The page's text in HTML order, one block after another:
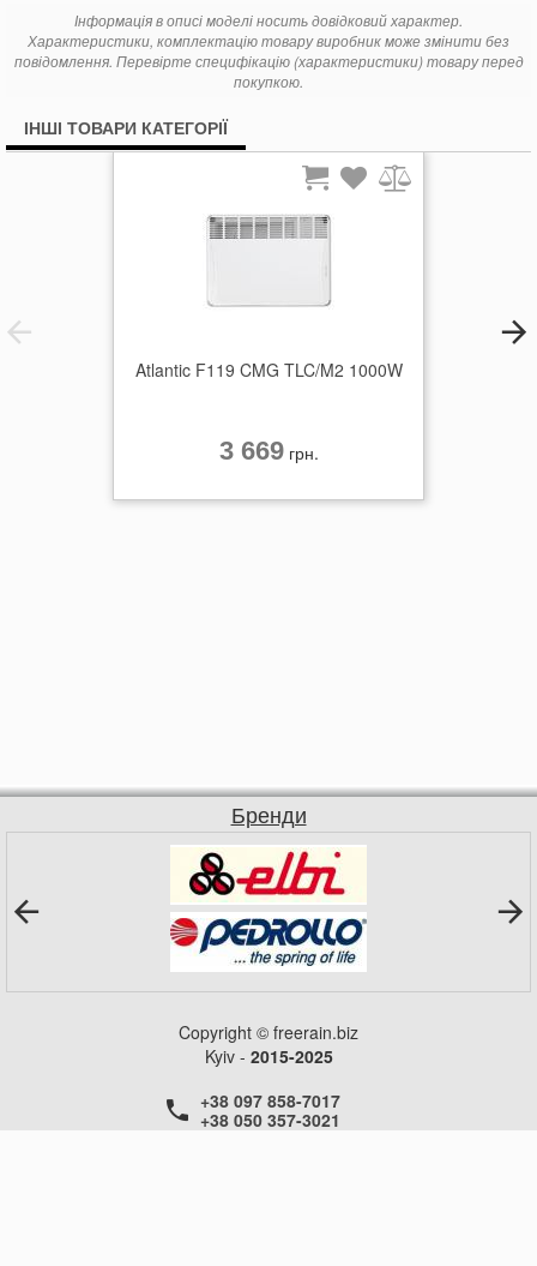
Класичний дизайн конвектора серії BONJOUR гармонійно
впишеться в будь-який інтер’єр, а просте кріплення до стіни за
допомогою кронштейнів, робить монтаж зручним. Конструкція
решіток, встановлених під кутом, забезпечує рівномірне
розподілення тепла у приміщенні та захищає від потрапляння
пилу всередину приладу. Заокруглені кути виключають ризик
Додатково Ви можете придбати спеціальні опори для
встановлення на підлозі, які дозволять вільно пересувати
конвектор Бонжур з однієї кімнати до іншої. Для більш
захисту від прямого потрапляння бризок IP 24, завдяки чому
конвектор можна встановлювати у ванних кімнатах.
Гарантія виробника на електричний конвектор BONJOUR
габаритні розміри ШхВхГ, мм -384х450х78
живлення - 220 В
гарантія на виріб - 2 роки
управління - механічний термостат
Інформація в описі моделі носить довідковий характер.
Характеристики, комплектацію товару виробник може змінити без
повідомлення. Перевірте специфікацію (характеристики) товару перед
покупкою.
ІНШІ ТОВАРИ КАТЕГОРІЇ
Atlantic F119 CMG TLC/M2 1000W
3 669грн.
Бренди
Copyright © freerain.biz
Kyiv - 2015-2025
+38 097 858-7017
+38 050 357-3021